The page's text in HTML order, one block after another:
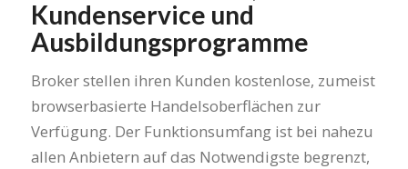
Kundenservice und
Ausbildungsprogramme
Broker stellen ihren Kunden kostenlose, zumeist
browserbasierte Handelsoberflächen zur
Verfügung. Der Funktionsumfang ist bei nahezu
allen Anbietern auf das Notwendigste begrenzt,